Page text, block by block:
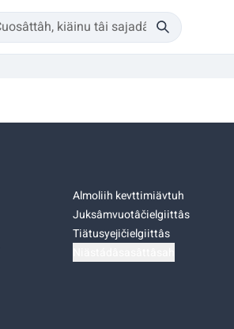
Almoliih kevttimiävtuh
Juksâmvuotâčielgiittâs
Tiätusyejičielgiittâs